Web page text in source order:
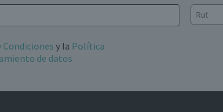
y la Política
de datos